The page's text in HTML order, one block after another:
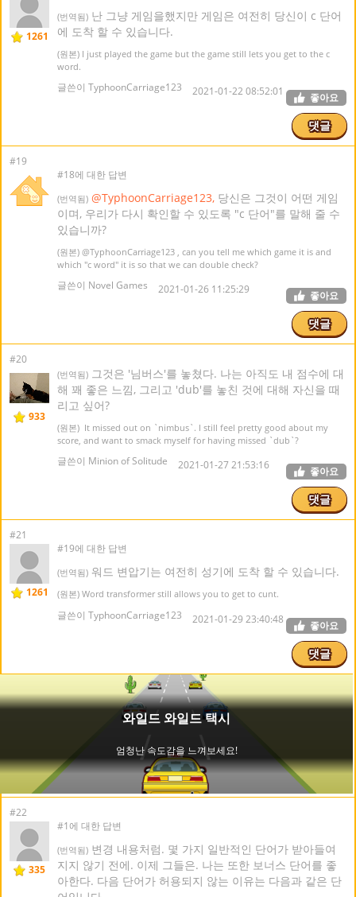
1261
(번역됨) 난 그냥 게임을했지만 게임은 여전히 당신이 c 단어
에 도착 할 수 있습니다.
(원본) I just played the game but the game still lets you get to the c
word.
글쓴이 TyphoonCarriage123 2021-01-22 08:52:01 좋아요
댓글
#19
#18에 대한 답변
(번역됨) @TyphoonCarriage123, 당신은 그것이 어떤 게임
이며, 우리가 다시 확인할 수 있도록 "c 단어"를 말해 줄 수
있습니까?
(원본) @TyphoonCarriage123 , can you tell me which game it is and
which "c word" it is so that we can double check?
글쓴이 Novel Games 2021-01-26 11:25:29 좋아요
댓글
#20
933
(번역됨) 그것은 '님버스'를 놓쳤다. 나는 아직도 내 점수에 대
해 꽤 좋은 느낌, 그리고 'dub'를 놓친 것에 대해 자신을 때
리고 싶어?
(원본) It missed out on `nimbus`. I still feel pretty good about my
score, and want to smack myself for having missed `dub`?
글쓴이 Minion of Solitude 2021-01-27 21:53:16 좋아요
댓글
#21
1261
#19에 대한 답변
(번역됨) 워드 변압기는 여전히 성기에 도착 할 수 있습니다.
(원본) Word transformer still allows you to get to cunt.
글쓴이 TyphoonCarriage123 2021-01-29 23:40:48 좋아요
댓글
#22
335
#1에 대한 답변
(번역됨) 변경 내용처럼. 몇 가지 일반적인 단어가 받아들여
지지 않기 전에. 이제 그들은. 나는 또한 보너스 단어를 좋
아한다. 다음 단어가 허용되지 않는 이유는 다음과 같은 단